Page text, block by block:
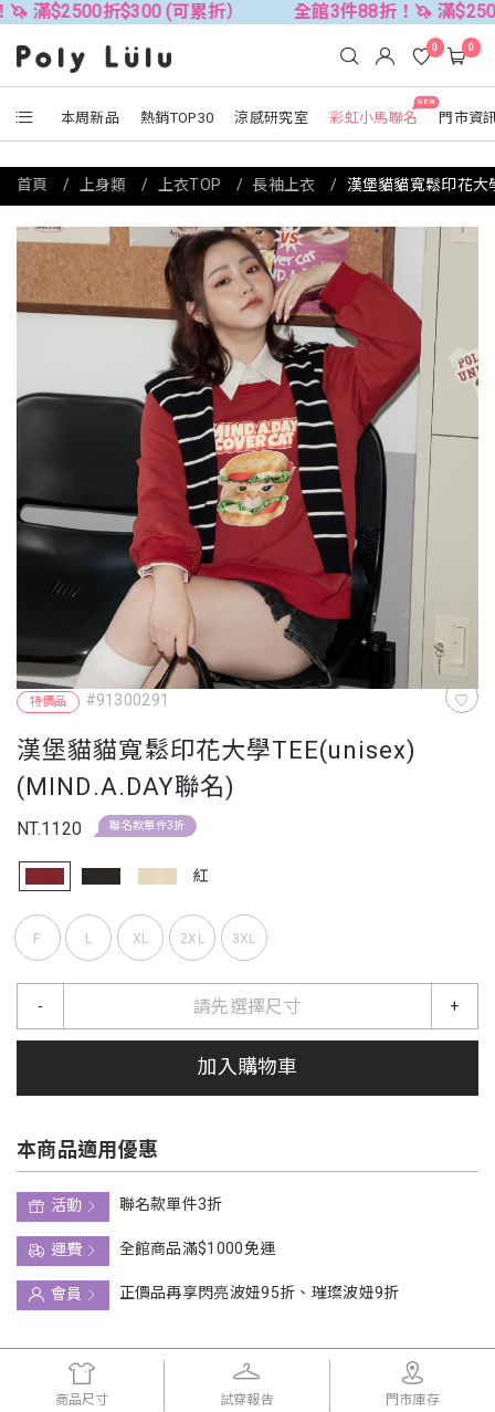
$300 (可累折） 全館3件88折！🦄 滿$2500折$300 (
本周新品 熱銷TOP30 涼感研究室
NEW
彩虹小馬聯名 門市資
0 0
特價品 #91300291
漢堡貓貓寬鬆印花大學TEE(unisex)
(MIND.A.DAY聯名)
NT.1120 聯名款單件3折
紅
F L XL 2XL 3XL
請先選擇尺寸
- +
加入購物車
本商品適用優惠
活動
聯名款單件3折
運費
全館商品滿$1000免運
會員
正價品再享閃亮波妞95折、璀璨波妞9折
商品尺寸 試穿報告 門市庫存
首頁 上身類 上衣TOP 長袖上衣 漢堡貓貓寬鬆印花